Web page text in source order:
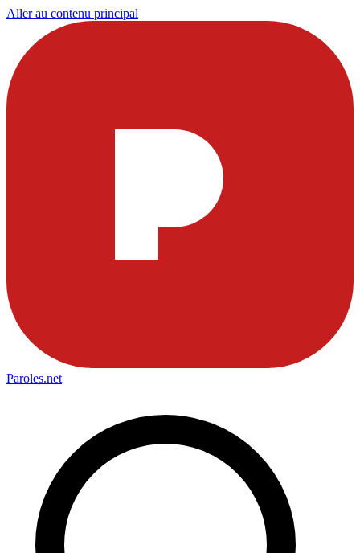
Aller au contenu principal
Paroles.net